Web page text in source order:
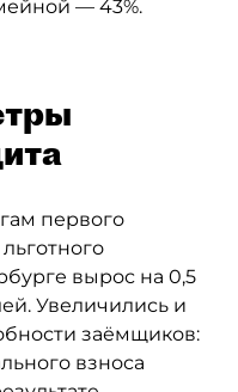
— 43%.
первого
вырос на 0,5
Увеличились и
заёмщиков:
взноса